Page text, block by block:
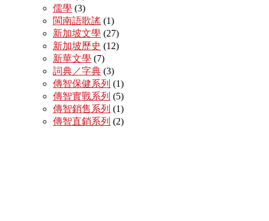
儒學 (3)
閩南語歌謠 (1)
新加坡文學 (27)
新加坡歷史 (12)
新華文學 (7)
詞典／字典 (3)
傳智保健系列 (1)
傳智實戰系列 (5)
傳智銷售系列 (1)
傳智直銷系列 (2)